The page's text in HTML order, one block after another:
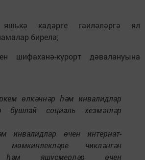
кадәрге гаиләләргә ял
бирелә;
шифаханә-курорт дәвалануына
өлкәннәр һәм инвалидлар
бушлай социаль хезмәтләр
инвалидлар өчен интернат-
мөмкинлекләре чикләнгән
һәм яшүсмерләр өчен